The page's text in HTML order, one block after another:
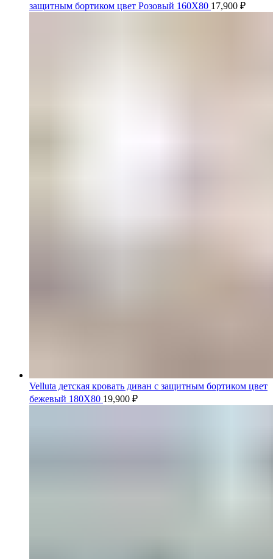
защитным бортиком цвет Розовый 160Х80 17,900 ₽
Velluta детская кровать диван с защитным бортиком цвет
бежевый 180Х80 19,900 ₽